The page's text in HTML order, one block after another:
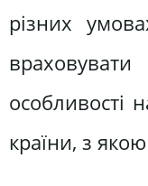
різних
особливості
країни, з